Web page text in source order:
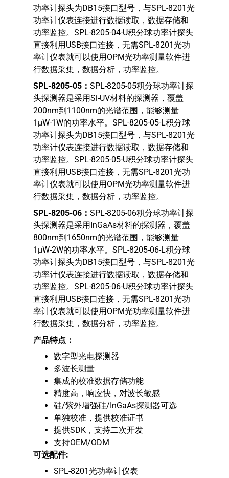
功率计探头为DB15接口型号，与SPL-8201光
功率计仪表连接进行数据读取，数据存储和
功率监控。SPL-8205-04-U积分球功率计探头
直接利用USB接口连接，无需SPL-8201光功
率计仪表就可以使用OPM光功率测量软件进
行数据采集，数据分析，功率监控。
SPL-8205-05 ： SPL-8205-05积分球功率计探
头探测器是采用Si-UV材料的探测器，覆盖
200nm到1100nm的光谱范围，能够测量
1μW-1W的功率水平。SPL-8205-05-L积分球
功率计探头为DB15接口型号，与SPL-8201光
功率计仪表连接进行数据读取，数据存储和
功率监控。SPL-8205-05-U积分球功率计探头
直接利用USB接口连接，无需SPL-8201光功
率计仪表就可以使用OPM光功率测量软件进
行数据采集，数据分析，功率监控。
SPL-8205-06 ： SPL-8205-06积分球功率计探
头探测器是采用InGaAs材料的探测器，覆盖
800nm到1650nm的光谱范围，能够测量
1μW-2W的功率水平。SPL-8205-06-L积分球
功率计探头为DB15接口型号，与SPL-8201光
功率计仪表连接进行数据读取，数据存储和
功率监控。SPL-8205-06-U积分球功率计探头
直接利用USB接口连接，无需SPL-8201光功
率计仪表就可以使用OPM光功率测量软件进
行数据采集，数据分析，功率监控。
产品特点：
数字型光电探测器
多波长测量
集成的校准数据存储功能
精度高，响应快，对波长敏感
硅/紫外增强硅/InGaAs探测器可选
单独校准，提供校准证书
提供SDK，支持二次开发
支持OEM/ODM
可选配件:
SPL-8201光功率计仪表